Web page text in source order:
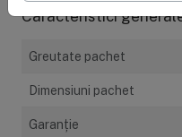
Caracteristici
Greutate pachet
Dimensiuni pachet
Garanţie